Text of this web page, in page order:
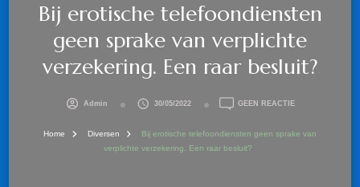
Bij erotische telefoondiensten
geen sprake van verplichte
verzekering. Een raar besluit?
Admin 30/05/2022 GEEN REACTIEOP
Home Diversen
Bij erotische telefoondiensten geen sprake van
verplichte verzekering. Een raar besluit?